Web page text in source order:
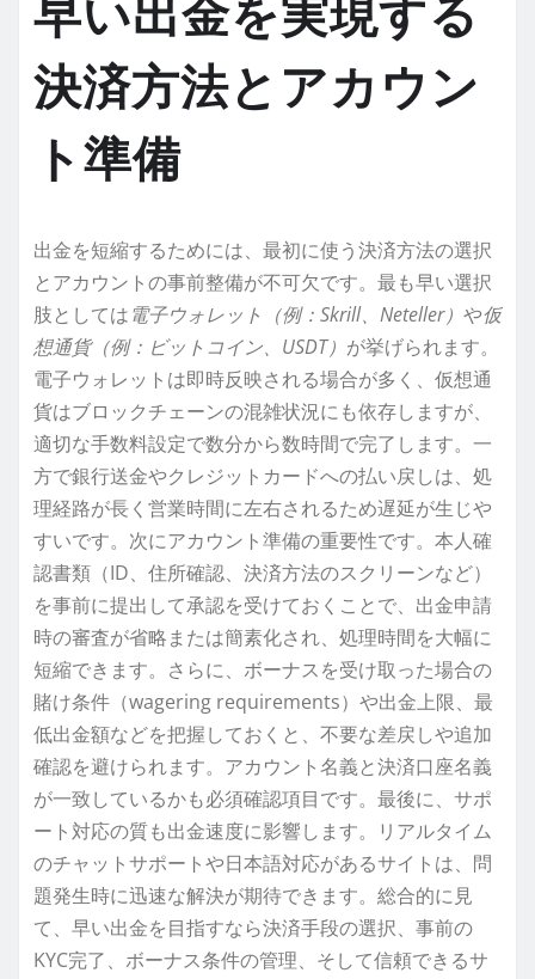
早い出金を実現する
決済方法とアカウン
ト準備
出金を短縮するためには、最初に使う決済方法の選択
とアカウントの事前整備が不可欠です。最も早い選択
肢としては電子ウォレット（例：Skrill、Neteller） や仮
想通貨（例：ビットコイン、USDT） が挙げられます。
電子ウォレットは即時反映される場合が多く、仮想通
貨はブロックチェーンの混雑状況にも依存しますが、
適切な手数料設定で数分から数時間で完了します。一
方で銀行送金やクレジットカードへの払い戻しは、処
理経路が長く営業時間に左右されるため遅延が生じや
すいです。次にアカウント準備の重要性です。本人確
認書類（ID、住所確認、決済方法のスクリーンなど）
を事前に提出して承認を受けておくことで、出金申請
時の審査が省略または簡素化され、処理時間を大幅に
短縮できます。さらに、ボーナスを受け取った場合の
賭け条件（wagering requirements）や出金上限、最
低出金額などを把握しておくと、不要な差戻しや追加
確認を避けられます。アカウント名義と決済口座名義
が一致しているかも必須確認項目です。最後に、サポ
ート対応の質も出金速度に影響します。リアルタイム
のチャットサポートや日本語対応があるサイトは、問
題発生時に迅速な解決が期待できます。総合的に見
て、早い出金を目指すなら決済手段の選択、事前の
KYC完了、ボーナス条件の管理、そして信頼できるサ